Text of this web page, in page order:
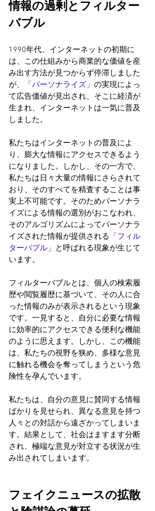
情報の過剰とフィルター
バブル
1990年代、インターネットの初期に
は、この仕組みから商業的な価値を産
み出す方法が見つからず停滞しました
が、
「パーソナライズ」 の実現によっ
て広告価値が見出され、そこに経済が
生まれ、インターネットは一気に普及
しました。
私たちはインターネットの普及によ
り、膨大な情報にアクセスできるよう
になりました。しかし、その一方で、
私たちは日々大量の情報にさらされて
おり、そのすべてを精査することは事
実上不可能です。そのためパーソナラ
イズによる情報の選別がおこなわれ、
そのアルゴリズムによってパーソナラ
イズされた情報が提供される 「フィル
ターバブル」 と呼ばれる現象が生じて
います。
フィルターバブルとは、個人の検索履
歴や閲覧履歴に基づいて、その人に合
った情報のみが表示されるという現象
です。一見すると、自分に必要な情報
に効率的にアクセスできる便利な機能
のように思えます。しかし、この機能
は、私たちの視野を狭め、多様な意見
に触れる機会を奪ってしまうという危
険性を孕んでいます。
私たちは、自分の意見に賛同する情報
ばかりを見せられ、異なる意見を持つ
人々との対話から遠ざかってしまいま
す。結果として、社会はますます分断
され、極端な意見が対立する状況が生
み出されてしまいます。
フェイクニュースの拡散